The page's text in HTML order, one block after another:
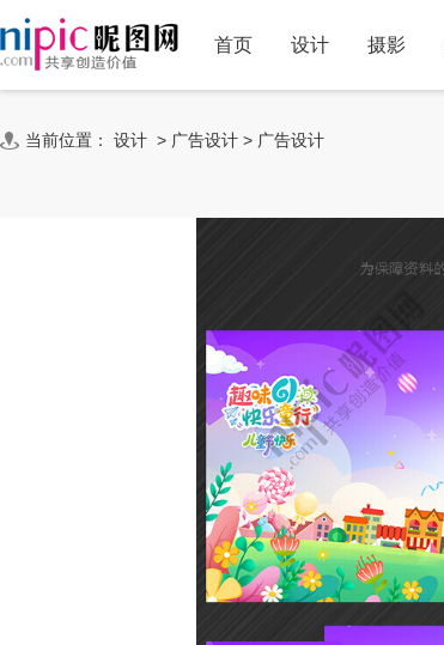
首页 设计 摄影
当前位置： 设计 > 广告设计 > 广告设计